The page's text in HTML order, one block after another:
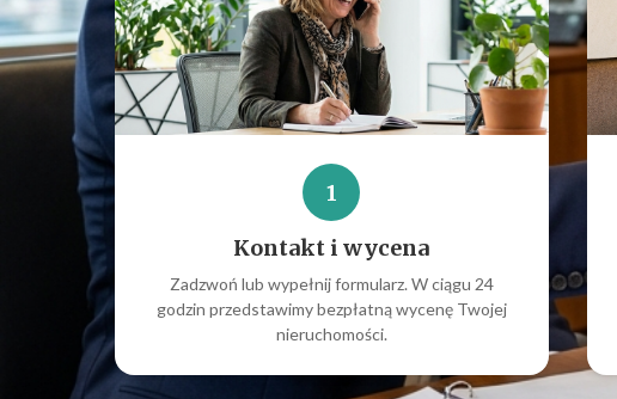
1
Kontakt i wycena
Zadzwoń lub wypełnij formularz. W ciągu 24
godzin przedstawimy bezpłatną wycenę Twojej
nieruchomości.